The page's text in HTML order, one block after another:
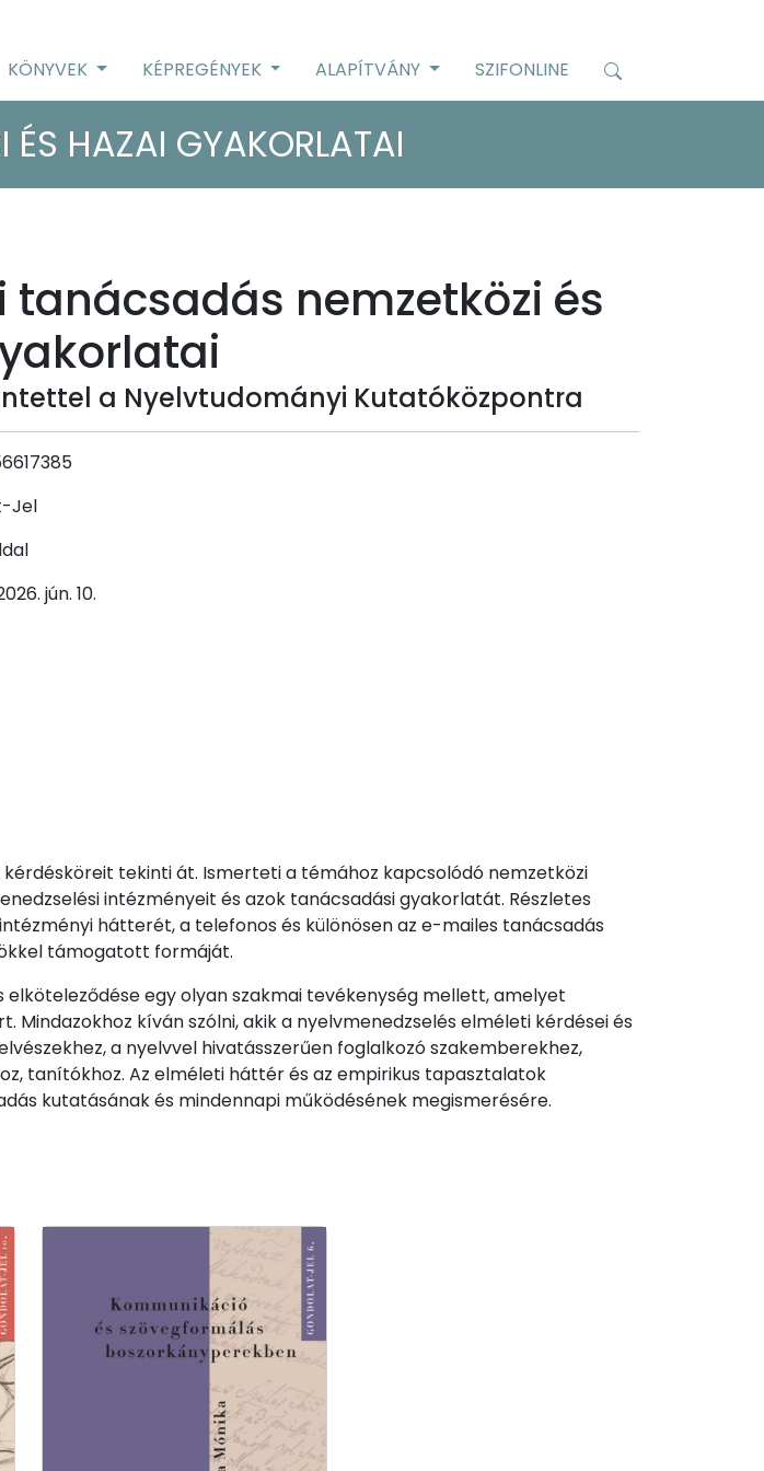
KÖNYVEK KÉPREGÉNYEK ALAPÍTVÁNY SZIFONLINE
HAZAI GYAKORLATAI
tanácsadás nemzetközi és
a Nyelvtudományi Kutatóközpontra
Jel
jún. 10.
tekinti át. Ismerteti a témához kapcsolódó nemzetközi
intézményeit és azok tanácsadási gyakorlatát. Részletes
hátterét, a telefonos és különösen az e-mailes tanácsadás
támogatott formáját.
egy olyan szakmai tevékenység mellett, amelyet
kíván szólni, akik a nyelvmenedzselés elméleti kérdései és
a nyelvvel hivatásszerűen foglalkozó szakemberekhez,
tanítókhoz. Az elméleti háttér és az empirikus tapasztalatok
kutatásának és mindennapi működésének megismerésére.